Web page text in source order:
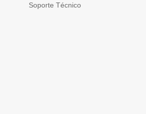
Soporte Técnico